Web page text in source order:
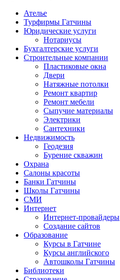
Ателье
Турфирмы Гатчины
Юридические услуги
Нотариусы
Бухгалтерские услуги
Строительные компании
Пластиковые окна
Двери
Натяжные потолки
Ремонт квартир
Ремонт мебели
Сыпучие материалы
Электрики
Сантехники
Недвижимость
Геодезия
Бурение скважин
Охрана
Салоны красоты
Банки Гатчины
Школы Гатчины
СМИ
Интернет
Интернет-провайдеры
Создание сайтов
Образование
Курсы в Гатчине
Курсы английского
Автошколы Гатчины
Библиотеки